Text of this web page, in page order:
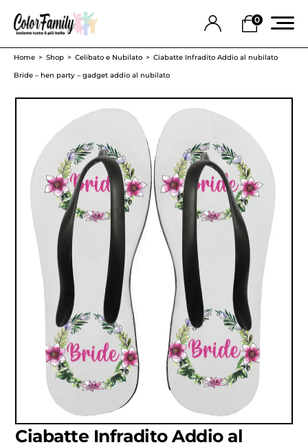
0
Home Shop Celibato e Nubilato
Ciabatte Infradito Addio al nubilato
Bride – hen party – gadget addio al nubilato
Ciabatte Infradito Addio al